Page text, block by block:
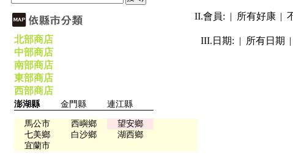
北部商店
中部商店
南部商店
東部商店
西部商店
澎湖縣 金門縣 連江縣
馬公市 西嶼鄉
望安鄉
七美鄉
白沙鄉
湖西鄉
宜蘭市
II.會員: | 所有好康|
III.日期: | 所有日期